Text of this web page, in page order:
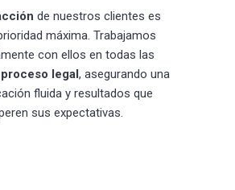
de nuestros clientes es
máxima. Trabajamos
con ellos en todas las
legal, asegurando una
fluida y resultados que
sus expectativas.